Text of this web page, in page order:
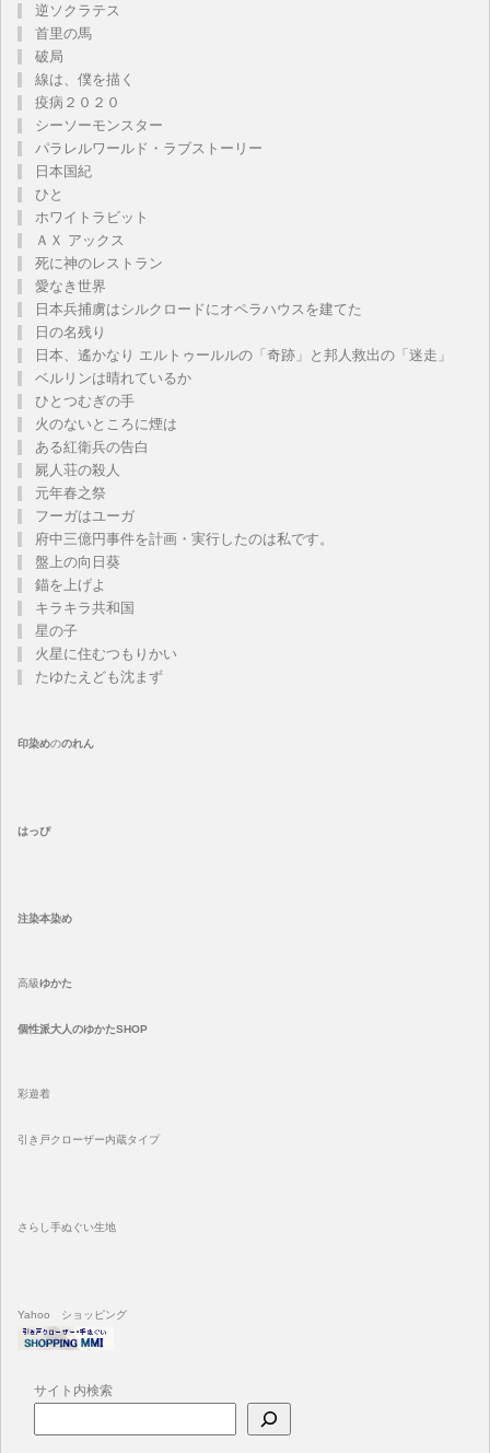
逆ソクラテス
首里の馬
破局
線は、僕を描く
疫病２０２０
シーソーモンスター
パラレルワールド・ラブストーリー
日本国紀
ひと
ホワイトラビット
ＡＸ アックス
死に神のレストラン
愛なき世界
日本兵捕虜はシルクロードにオペラハウスを建てた
日の名残り
日本、遙かなり エルトゥールルの「奇跡」と邦人救出の「迷走」
ベルリンは晴れているか
ひとつむぎの手
火のないところに煙は
ある紅衛兵の告白
屍人荘の殺人
元年春之祭
フーガはユーガ
府中三億円事件を計画・実行したのは私です。
盤上の向日葵
錨を上げよ
キラキラ共和国
星の子
火星に住むつもりかい
たゆたえども沈まず
印染めののれん
はっぴ
注染本染め
高級ゆかた
個性派大人のゆかたSHOP
彩遊着
引き戸クローザー内蔵タイプ
さらし手ぬぐい生地
Yahoo ショッピング
サイト内検索